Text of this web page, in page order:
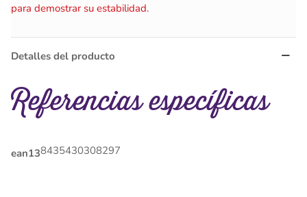
para demostrar su estabilidad.
Detalles del producto
Referencias específicas
ean138435430308297